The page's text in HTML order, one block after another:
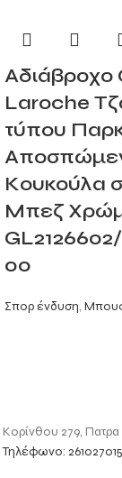
Αδιάβροχο
Laroche
τύπου
Κουκούλα
Μπεζ
00
Σπορ ένδυση,
Κορίνθου 279, Πατρα
Τηλέφωνο: